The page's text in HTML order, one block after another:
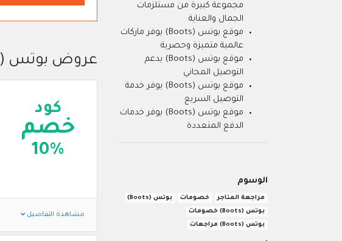
عروض بوتس (Boots) الامارات العربية
كود
خصم
10%
مشاهدة التفاصيل
مجموعة كبيرة من مستلزمات
الجمال والعناية
موقع بوتس (Boots) يوفر ماركات
عالمية متميزة وحصرية
موقع بوتس (Boots) يدعم
التوصيل المجاني
موقع بوتس (Boots) يوفر خدمة
التوصيل السريع
موقع بوتس (Boots) يوفر خدمات
الدفع المتعددة
الوسوم
مراجعة المتاجر خصومات
بوتس (Boots)
بوتس (Boots) خصومات
بوتس (Boots) مراجعات